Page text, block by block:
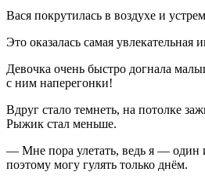
Вася покрутилась в воздухе и
Это оказалась самая увлекательная
Девочка очень быстро догнала
с ним наперегонки!
Вдруг стало темнеть, на потолке
Рыжик стал меньше.
— Мне пора улетать, ведь я —
поэтому могу гулять только днём.